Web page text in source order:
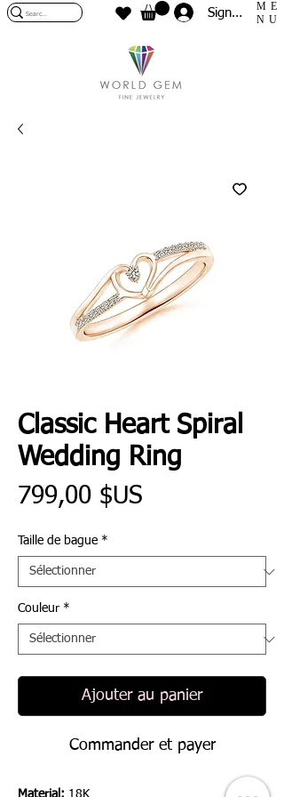
Sign In
ME
NU
Classic Heart Spiral
Wedding Ring
799,00 $US
Taille de bague *
Couleur *
Ajouter au panier
Commander et payer
Material: 18K